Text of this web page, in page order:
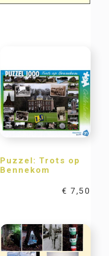
Puzzel: Trots op
Bennekom
€ 7,50